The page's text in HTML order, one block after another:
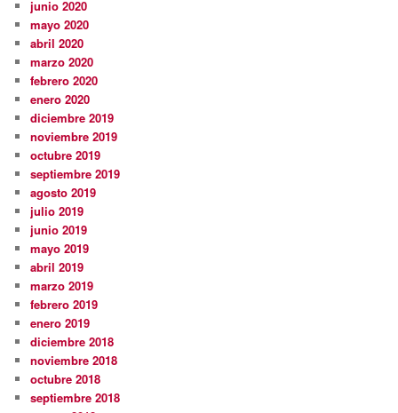
junio 2020
mayo 2020
abril 2020
marzo 2020
febrero 2020
enero 2020
diciembre 2019
noviembre 2019
octubre 2019
septiembre 2019
agosto 2019
julio 2019
junio 2019
mayo 2019
abril 2019
marzo 2019
febrero 2019
enero 2019
diciembre 2018
noviembre 2018
octubre 2018
septiembre 2018